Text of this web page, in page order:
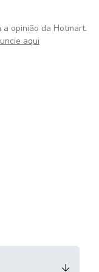
ao dia da
opinião da Hotmart.
aqui